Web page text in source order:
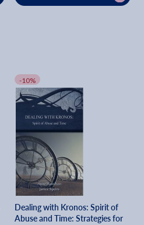
-10%
Dealing with Kronos: Spirit of
Abuse and Time: Strategies for